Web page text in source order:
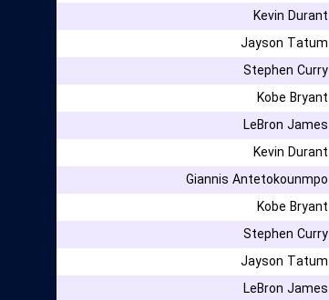
Kevin Durant
Jayson Tatum
Stephen Curry
Kobe Bryant
LeBron James
Kevin Durant
Giannis Antetokounmpo
Kobe Bryant
Stephen Curry
Jayson Tatum
LeBron James